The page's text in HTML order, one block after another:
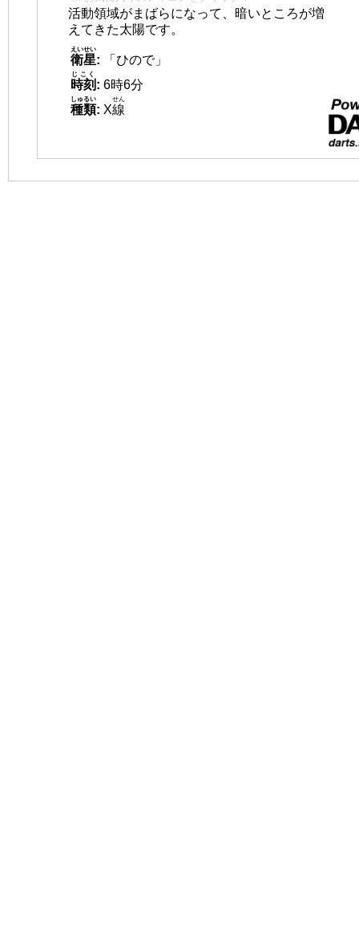
活動領域がまばらになって、暗いところが増
えてきた太陽です。
衛星
えいせい
:
「ひので」
時刻
じこく
: 6時6分
種類
しゅるい
: X線
せん